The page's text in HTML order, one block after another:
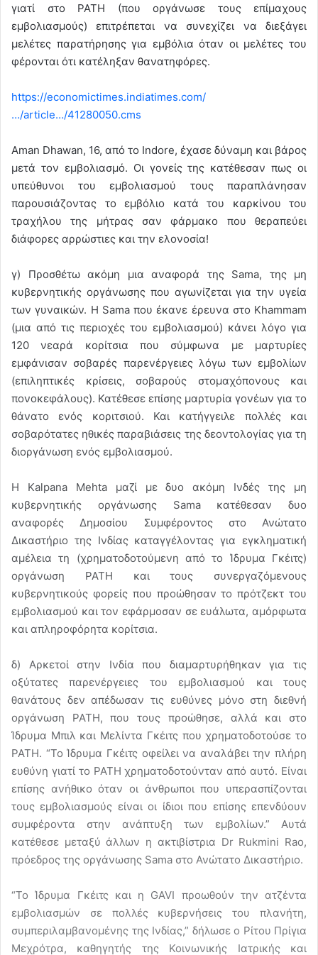
γιατί στο PATH (που οργάνωσε τους επίμαχους
εμβολιασμούς) επιτρέπεται να συνεχίζει να διεξάγει
μελέτες παρατήρησης για εμβόλια όταν οι μελέτες του
φέρονται ότι κατέληξαν θανατηφόρες.
https://economictimes.indiatimes.com/
…/article…/41280050.cms
Aman Dhawan, 16, από το Indore, έχασε δύναμη και βάρος
μετά τον εμβολιασμό. Οι γονείς της κατέθεσαν πως οι
υπεύθυνοι του εμβολιασμού τους παραπλάνησαν
παρουσιάζοντας το εμβόλιο κατά του καρκίνου του
τραχήλου της μήτρας σαν φάρμακο που θεραπεύει
διάφορες αρρώστιες και την ελονοσία!
γ) Προσθέτω ακόμη μια αναφορά της Sama, της μη
κυβερνητικής οργάνωσης που αγωνίζεται για την υγεία
των γυναικών. H Sama που έκανε έρευνα στο Khammam
(μια από τις περιοχές του εμβολιασμού) κάνει λόγο για
120 νεαρά κορίτσια που σύμφωνα με μαρτυρίες
εμφάνισαν σοβαρές παρενέργειες λόγω των εμβολίων
(επιληπτικές κρίσεις, σοβαρούς στομαχόπονους και
πονοκεφάλους). Κατέθεσε επίσης μαρτυρία γονέων για το
θάνατο ενός κοριτσιού. Και κατήγγειλε πολλές και
σοβαρότατες ηθικές παραβιάσεις της δεοντολογίας για τη
διοργάνωση ενός εμβολιασμού.
Η Kalpana Mehta μαζί με δυο ακόμη Ινδές της μη
κυβερνητικής οργάνωσης Sama κατέθεσαν δυο
αναφορές Δημοσίου Συμφέροντος στο Ανώτατο
Δικαστήριο της Ινδίας καταγγέλοντας για εγκληματική
αμέλεια τη (χρηματοδοτούμενη από το Ίδρυμα Γκέιτς)
οργάνωση PATH και τους συνεργαζόμενους
κυβερνητικούς φορείς που προώθησαν το πρότζεκτ του
εμβολιασμού και τον εφάρμοσαν σε ευάλωτα, αμόρφωτα
και απληροφόρητα κορίτσια.
δ) Αρκετοί στην Ινδία που διαμαρτυρήθηκαν για τις
οξύτατες παρενέργειες του εμβολιασμού και τους
θανάτους δεν απέδωσαν τις ευθύνες μόνο στη διεθνή
οργάνωση PATH, που τους προώθησε, αλλά και στο
Ίδρυμα Μπιλ και Μελίντα Γκέιτς που χρηματοδοτούσε το
PATH. “Το Ίδρυμα Γκέιτς οφείλει να αναλάβει την πλήρη
ευθύνη γιατί το PATH χρηματοδοτούνταν από αυτό. Είναι
επίσης ανήθικο όταν οι άνθρωποι που υπερασπίζονται
τους εμβολιασμούς είναι οι ίδιοι που επίσης επενδύουν
συμφέροντα στην ανάπτυξη των εμβολίων.” Αυτά
κατέθεσε μεταξύ άλλων η ακτιβίστρια Dr Rukmini Rao,
πρόεδρος της οργάνωσης Sama στο Ανώτατο Δικαστήριο.
“Το Ίδρυμα Γκέιτς και η GAVI προωθούν την ατζέντα
εμβολιασμών σε πολλές κυβερνήσεις του πλανήτη,
συμπεριλαμβανομένης της Ινδίας,” δήλωσε ο Ρίτου Πρίγια
Μεχρότρα, καθηγητής της Κοινωνικής Ιατρικής και